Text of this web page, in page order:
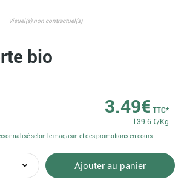
Visuel(s) non contractuel(s)
bio
3.49€ TTC*
139.6 €/Kg
Ajouter au panier
selon le magasin et des promotions en cours.